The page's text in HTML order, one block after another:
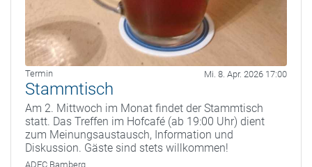
Termin Mi. 8. Apr. 2026 17:00
Stammtisch
Am 2. Mittwoch im Monat findet der Stammtisch
statt. Das Treffen im Hofcafé (ab 19:00 Uhr) dient
zum Meinungsaustausch, Information und
Diskussion. Gäste sind stets willkommen!
ADFC Bamberg